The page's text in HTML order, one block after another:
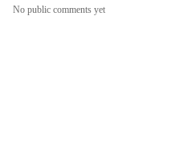
No public comments yet